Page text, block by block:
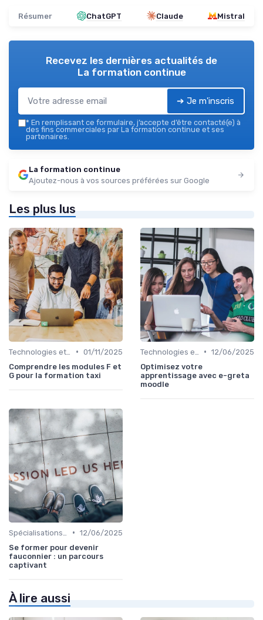
Résumer ChatGPT Claude Mistral
Recevez les dernières actualités de
La formation continue
➔ Je m'inscris
* En remplissant ce formulaire, j’accepte d’être contacté(e) à
des fins commerciales par La formation continue et ses
partenaires.
La formation continue
Ajoutez-nous à vos sources préférées sur Google
Les plus lus
• 01/11/2025
Comprendre les modules F et
G pour la formation taxi
• 12/06/2025
Optimisez votre
apprentissage avec e-greta
moodle
• 12/06/2025
Se former pour devenir
fauconnier : un parcours
captivant
À lire aussi